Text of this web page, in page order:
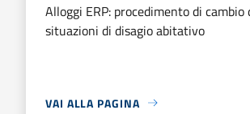
Alloggi ERP: procedimento di cambio
situazioni di disagio abitativo
VAI ALLA PAGINA